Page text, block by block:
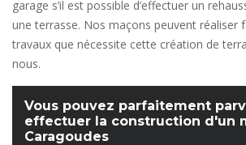
garage s’il est possible d’effectuer un
une terrasse. Nos maçons peuvent réaliser
travaux que nécessite cette création de
nous.
Vous pouvez parfaitement
effectuer la construction d'un
Caragoudes